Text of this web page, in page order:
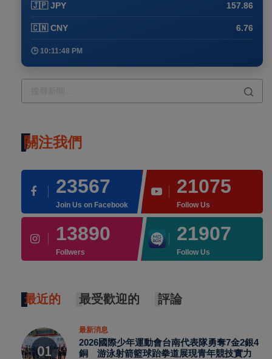
🇯🇵 JPY 157.86
🇨🇳 CNY 6.76
🕒 10:11:48 PM
關注我們
23567
Join Us on Facebook
21075
Follow Us
13890
Follwers
21907
Follow Us
最近的 最受歡迎的 評論
最新消息
2026國際少年運動會台南代表隊勇奪7金2銀4
銅 游泳射箭籃球跆拳道展現青年競技實力